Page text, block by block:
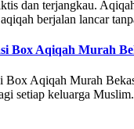
dan terjangkau.
berjalan lancar
Box Aqiqah Murah
Box Aqiqah Murah
setiap keluarga